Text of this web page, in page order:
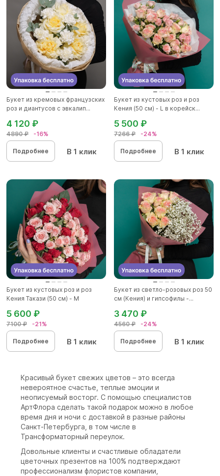
Букет из кремовых французских
роз и диантусов с эвкалип...
4890 ₽ -16%
4 120 ₽
Подробнее В 1 клик
Букет из кустовых роз и роз
Кения (50 см) - L в корейск...
7266 ₽ -24%
5 500 ₽
Подробнее В 1 клик
Букет из кустовых роз и роз
Кения Такази (50 см) - М
7100 ₽ -21%
5 600 ₽
Подробнее В 1 клик
Букет из светло-розовых роз 50
см (Кения) и гипсофилы -...
4560 ₽ -24%
3 470 ₽
Подробнее В 1 клик
Красивый букет свежих цветов – это всегда
невероятное счастье, теплые эмоции и
неописуемый восторг. С помощью специалистов
АртФлора сделать такой подарок можно в любое
время дня и ночи с доставкой в разные районы
Санкт-Петербурга, в том числе в
Трансформаторный переулок.
Довольные клиенты и счастливые обладатели
цветочных презентов на 100% подтверждают
профессионализм флористов компании,